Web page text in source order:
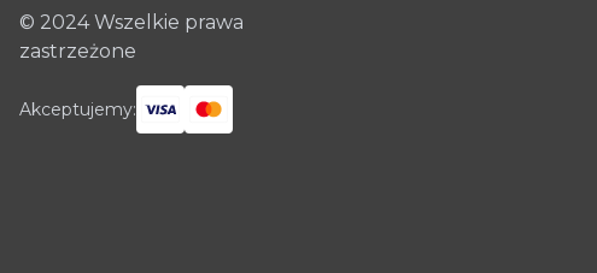
© 2024 Wszelkie prawa
zastrzeżone
Akceptujemy: